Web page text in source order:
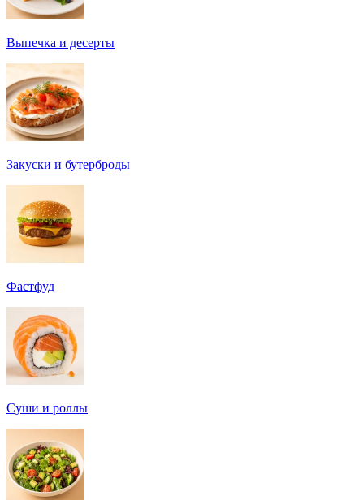
Выпечка и десерты
Закуски и бутерброды
Фастфуд
Суши и роллы